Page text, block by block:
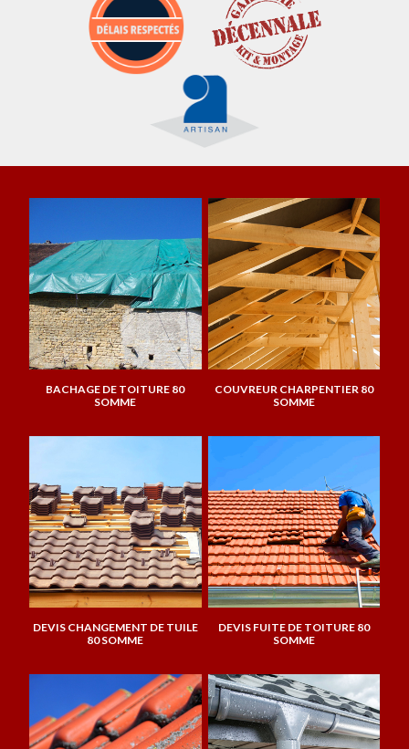
BACHAGE DE TOITURE 80
SOMME
COUVREUR CHARPENTIER 80
SOMME
DEVIS CHANGEMENT DE TUILE
80 SOMME
DEVIS FUITE DE TOITURE 80
SOMME